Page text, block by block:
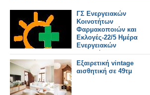
ΓΣ Ενεργειακών
Κοινοτήτων
Φαρμακοποιών και
Εκλογές-22/5 Ημέρα
Ενεργειακών
Κοινοτήτων στην
Ευρώπη
Εξαιρετική vintage
αισθητική σε 49τμ